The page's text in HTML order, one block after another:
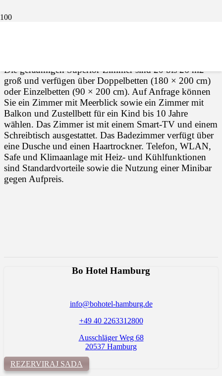
Die geräumigen Superior-Zimmer sind 20 bis 26 m2
groß und verfügen über Doppelbetten (180 × 200 cm)
oder Einzelbetten (90 × 200 cm). Auf Anfrage können
Sie ein Zimmer mit Meerblick sowie ein Zimmer mit
Balkon und Zustellbett für ein Kind bis 10 Jahre
wählen. Das Zimmer ist mit einem Smart-TV und einem
Schreibtisch ausgestattet. Das Badezimmer verfügt über
eine Dusche und einen Haartrockner. Telefon, WLAN,
Safe und Klimaanlage mit Heiz- und Kühlfunktionen
sind Standardvorteile sowie die Nutzung einer Minibar
gegen Aufpreis.
Bo Hotel Hamburg
info@bohotel-hamburg.de
+49 40 2263312800
Ausschläger Weg 68
20537 Hamburg
REZERVIRAJ SADA